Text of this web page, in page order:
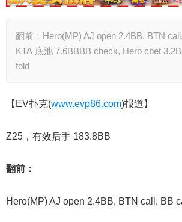
翻前：Hero(MP) AJ open 2.4BB, BTN
KTA 底池 7.6BBBB check, Hero cbet
fold
【EV扑克(www.evp86.com)报道】
Z25，有效后手 183.8BB
翻前：
Hero(MP) AJ open 2.4BB, BTN call, BB